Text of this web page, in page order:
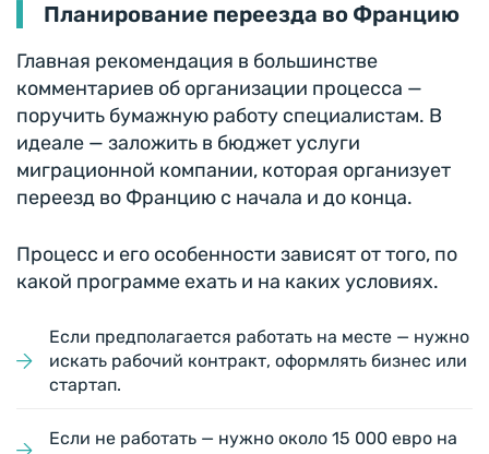
Планирование переезда во Францию
Главная рекомендация в большинстве
комментариев об организации процесса —
поручить бумажную работу специалистам. В
идеале — заложить в бюджет услуги
миграционной компании, которая организует
переезд во Францию с начала и до конца.
Процесс и его особенности зависят от того, по
какой программе ехать и на каких условиях.
Если предполагается работать на месте — нужно
искать рабочий контракт, оформлять бизнес или
стартап.
Если не работать — нужно около 15 000 евро на